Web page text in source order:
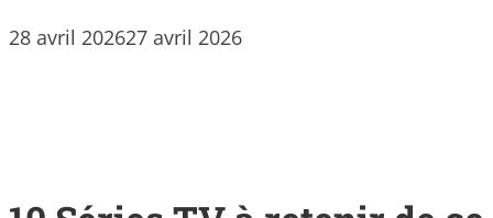
28 avril 202627 avril 2026